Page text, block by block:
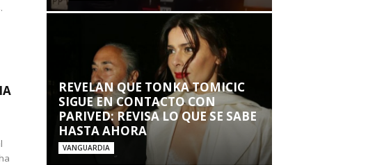
REVELAN QUE TONKA TOMICIC
SIGUE EN CONTACTO CON
PARIVED: REVISA LO QUE SE SABE
HASTA AHORA
VANGUARDIA